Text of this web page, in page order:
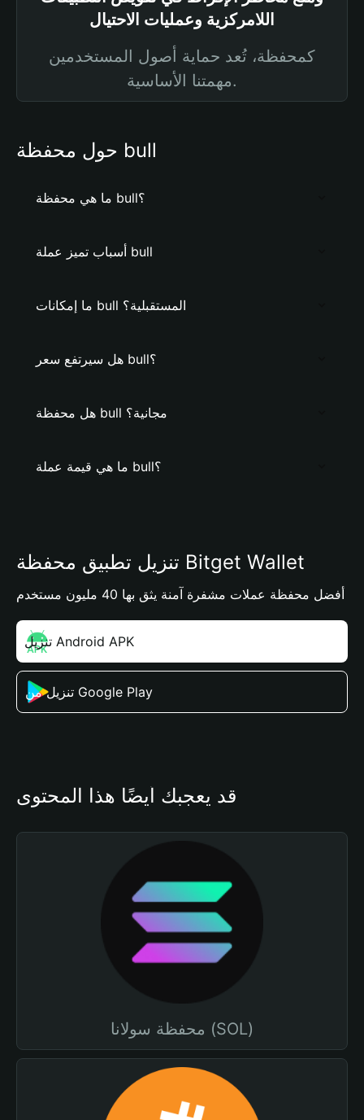
اللامركزية وعمليات الاحتيال
كمحفظة، تُعد حماية أصول المستخدمين
مهمتنا الأساسية.
حول محفظة bull
ما هي محفظة bull؟
أسباب تميز عملة bull
ما إمكانات bull المستقبلية؟
هل سيرتفع سعر bull؟
هل محفظة bull مجانية؟
ما هي قيمة عملة bull؟
تنزيل تطبيق محفظة Bitget Wallet
أفضل محفظة عملات مشفرة آمنة يثق بها 40 مليون مستخدم
تنزيل Android APK
تنزيل من Google Play
قد يعجبك أيضًا هذا المحتوى
محفظة سولانا (SOL)